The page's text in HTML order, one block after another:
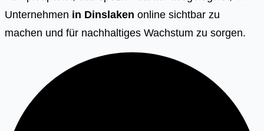
Unternehmen in Dinslaken online sichtbar zu
machen und für nachhaltiges Wachstum zu sorgen.